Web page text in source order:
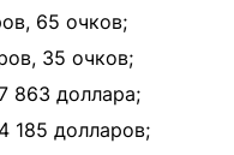
65 очков;
35 очков;
863 доллара;
185 долларов;